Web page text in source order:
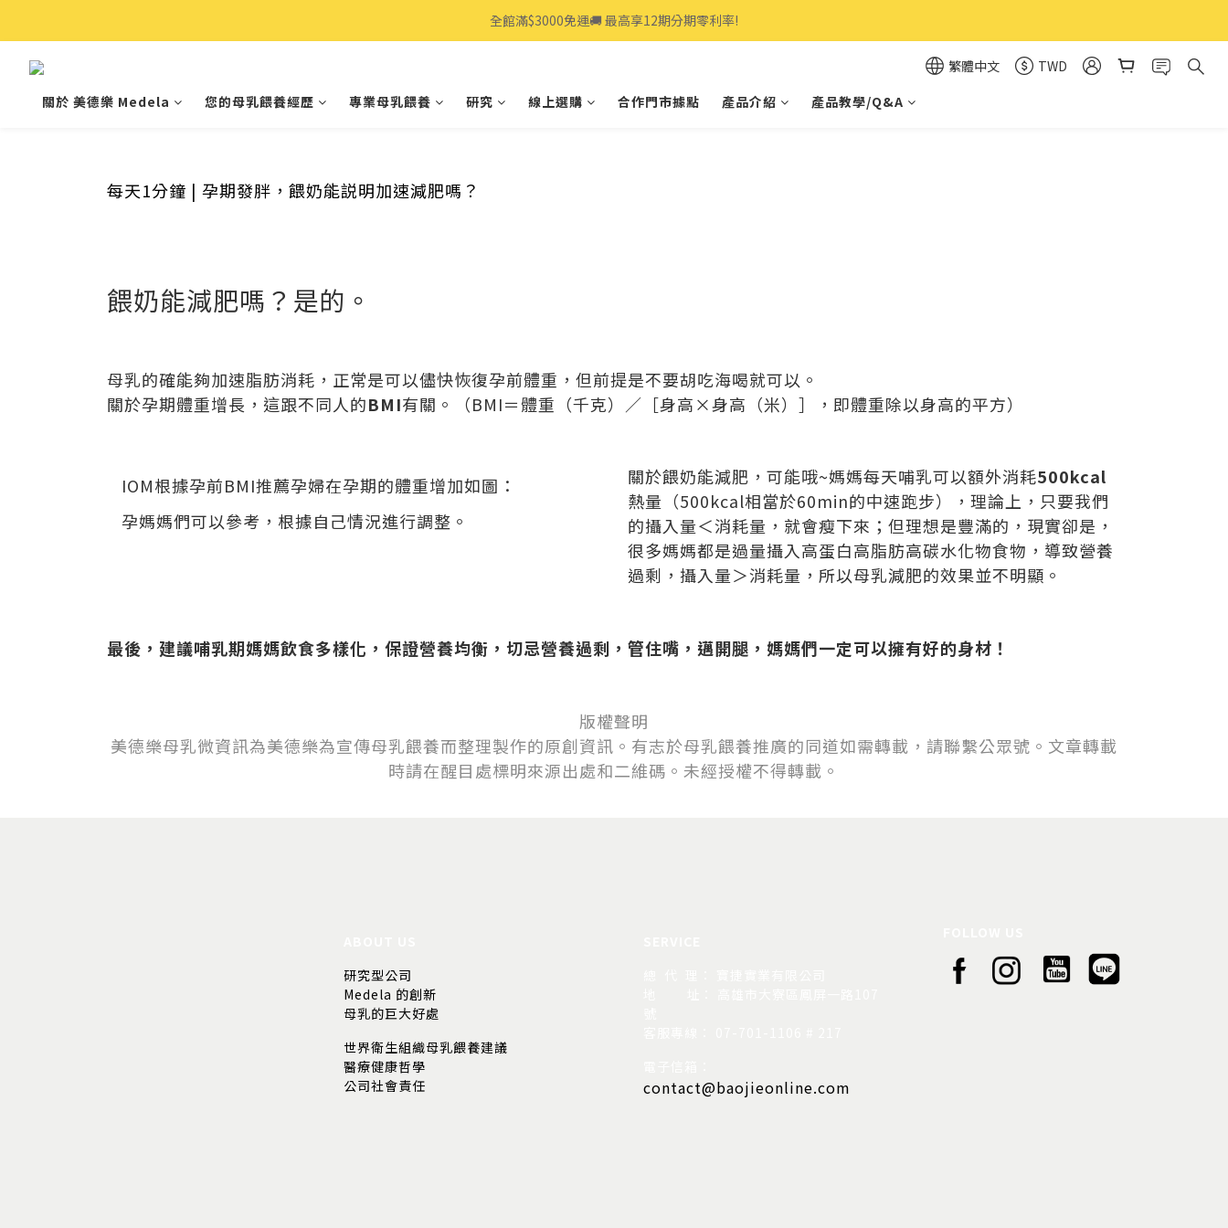
全館滿$3000免運🚚 最高享12期分期零利率!
全館滿$3000免運🚚 最高享12期分期零利率!
全館滿$3000免運🚚 最高享12期分期零利率!
繁體中文
TWD
關於 美德樂 Medela
您的母乳餵養經歷 專業母乳餵養 研究 線上選購 合作門市據點 產品介紹 產品教學/Q&A
每天1分鐘 | 孕期發胖，餵奶能説明加速減肥嗎？
餵奶能減肥嗎？ 是的。
母乳的確能夠加速脂肪消耗，正常是可以儘快恢復孕前體重，但前提是不要胡吃海喝就可以。
關於孕期體重增長，這跟不同人的BMI有關。（BMI＝體重（千克）／［身高×身高（米）］，即體重除以身高的平方）
IOM根據孕前BMI推薦孕婦在孕期的體重增加如圖：
孕媽媽們可以參考，根據自己情況進行調整。
關於餵奶能減肥，可能哦~媽媽每天哺乳可以額外消耗500kcal
熱量（500kcal相當於60min的中速跑步），理論上，只要我們
的攝入量＜消耗量，就會瘦下來；但理想是豐滿的，現實卻是，
很多媽媽都是過量攝入高蛋白高脂肪高碳水化物食物，導致營養
過剩，攝入量＞消耗量，所以母乳減肥的效果並不明顯。
最後，建議哺乳期媽媽飲食多樣化，保證營養均衡，切忌營養過剩，管住嘴，邁開腿，媽媽們一定可以擁有好的身材！
版權聲明
美德樂母乳微資訊為美德樂為宣傳母乳餵養而整理製作的原創資訊。有志於母乳餵養推廣的同道如需轉載，請聯繫公眾號。文章轉載
時請在醒目處標明來源出處和二維碼。未經授權不得轉載。
研究型公司
Medela 的創新
母乳的巨大好處
世界衛生組織母乳餵養建議
醫療健康哲學
公司社會責任
contact@baojieonline.com